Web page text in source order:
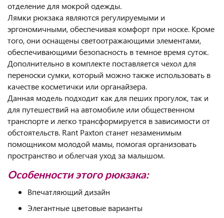
отделение для мокрой одежды.
Лямки рюкзака являются регулируемыми и
эргономичными, обеспечивая комфорт при носке. Кроме
того, они оснащены светоотражающими элементами,
обеспечивающими безопасность в темное время суток.
Дополнительно в комплекте поставляется чехол для
переноски сумки, который можно также использовать в
качестве косметички или органайзера.
Данная модель подходит как для пеших прогулок, так и
для путешествий на автомобиле или общественном
транспорте и легко трансформируется в зависимости от
обстоятельств. Rant Paxton станет незаменимым
помощником молодой мамы, помогая организовать
пространство и облегчая уход за малышом.
Особенности этого рюкзака:
Впечатляющий дизайн
Элегантные цветовые варианты